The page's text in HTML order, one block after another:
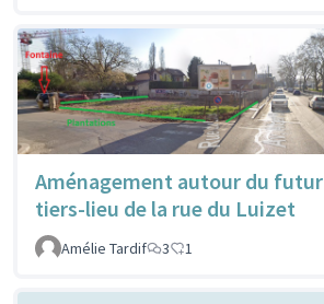
Aménagement autour du futur
tiers-lieu de la rue du Luizet
Amélie Tardif
3 1